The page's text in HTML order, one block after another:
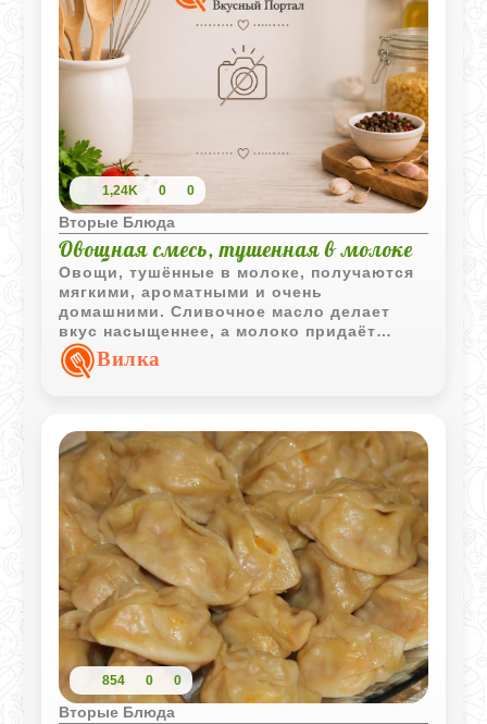
1,24K 0 0
Вторые Блюда
Овощная смесь, тушенная в молоке
Овощи, тушённые в молоке, получаются
мягкими, ароматными и очень
домашними. Сливочное масло делает
вкус насыщеннее, а молоко придаёт
блюду деликатную кремовую текстуру.
Вилка
854 0 0
Вторые Блюда